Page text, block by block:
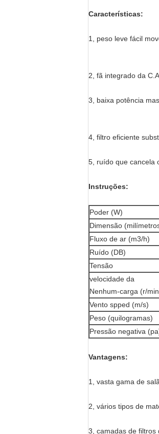
Características:
1, peso leve fácil
2, fã integrado da
3, baixa potência
4, filtro eficiente
5, ruído que cancela
Instruções:
Poder (W)
Dimensão
Fluxo de ar (m3/h)
Ruído (DB)
Tensão
velocidade da
Nenhum-carga (r/
Vento spped (m/s)
Peso (quilogramas)
Pressão negativa
Vantagens:
1, vasta gama de
2, vários tipos de
3, camadas de filtros